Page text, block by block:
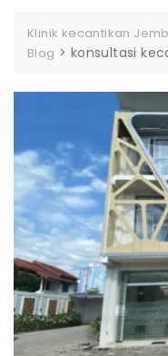
Klinik kecantikan
Blog > konsultasi